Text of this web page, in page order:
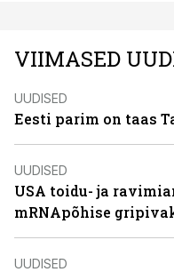
VIIMASED
UUDISED
Eesti parim on taas
UUDISED
USA toidu- ja
mRNApõhise
UUDISED